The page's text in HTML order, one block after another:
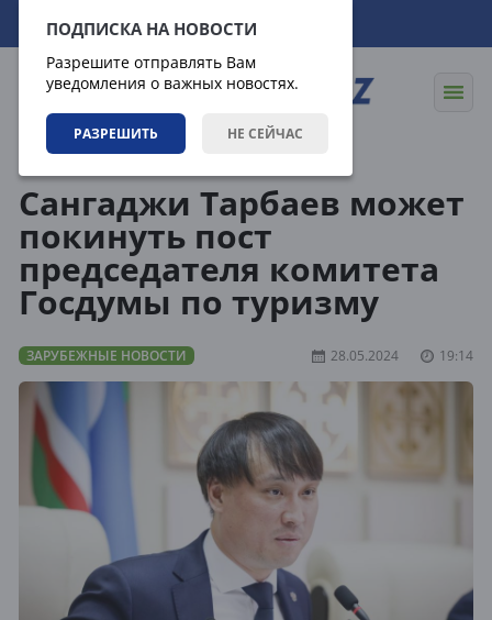
ПОДПИСКА НА НОВОСТИ
Разрешите отправлять Вам
уведомления о важных новостях.
РАЗРЕШИТЬ НЕ СЕЙЧАС
06.08.2026 07:12:32
Сангаджи Тарбаев может
покинуть пост
председателя комитета
Госдумы по туризму
ЗАРУБЕЖНЫЕ НОВОСТИ 28.05.2024 19:14